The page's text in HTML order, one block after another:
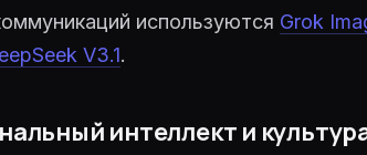
используются Grok
V3.1.
интеллект и